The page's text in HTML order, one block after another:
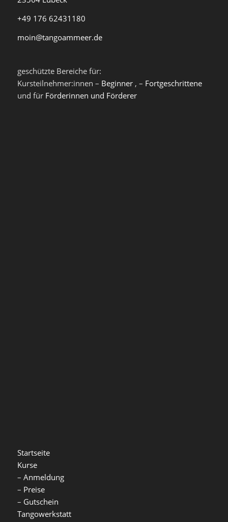
+49 176 62431180
moin@tangoammeer.de
geschützte Bereiche für:
Kursteilnehmer:innen – Beginner, – Fortgeschrittene
und für Förderinnen und Förderer
Startseite
Kurse
– Anmeldung
– Preise
– Gutschein
Tangowerkstatt